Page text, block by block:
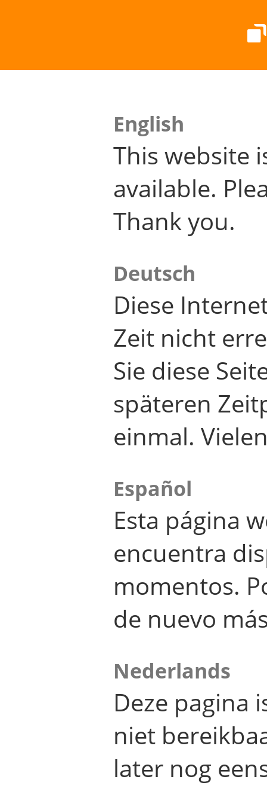
English
This website
available.
Thank you.
Deutsch
Diese
Zeit nicht
Sie diese
späteren
einmal.
Español
Esta página
encuentra
momentos.
de nuevo
Nederlands
Deze pagina
niet
later nog